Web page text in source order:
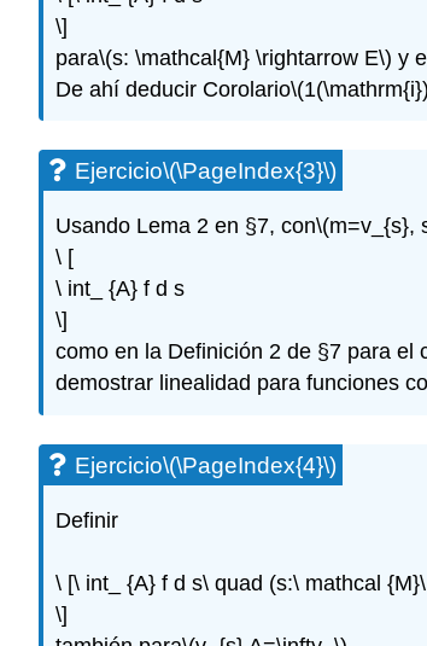
\]
para\(s: \mathcal{M} \rightarrow E\) y
De ahí deducir Corolario
Ejercicio\(\PageIndex{3}\)
Usando Lema 2 en §7, con\(m=v_{s},
\ [
\ int_ {A} f d s
\]
como en la Definición 2 de §7 para el
demostrar linealidad para funciones
Ejercicio\(\PageIndex{4}\)
Definir
\ [\ int_ {A} f d s\ quad (s:\ mathcal
\]